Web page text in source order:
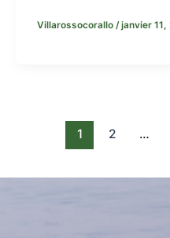
Villarossocorallo /janvier 11,
1 2 …